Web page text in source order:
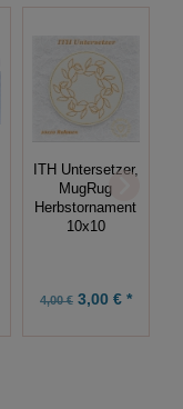
ITH Untersetzer,
MugRug
Herbstornament
10x10
4,00 €3,00 € *